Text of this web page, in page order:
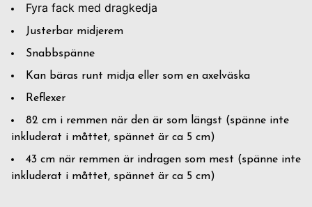
Fyra fack med dragkedja
Justerbar midjerem
Snabbspänne
Kan bäras runt midja eller som en axelväska
Reflexer
82 cm i remmen när den är som längst (spänne inte
inkluderat i måttet, spännet är ca 5 cm)
43 cm när remmen är indragen som mest (spänne inte
inkluderat i måttet, spännet är ca 5 cm)